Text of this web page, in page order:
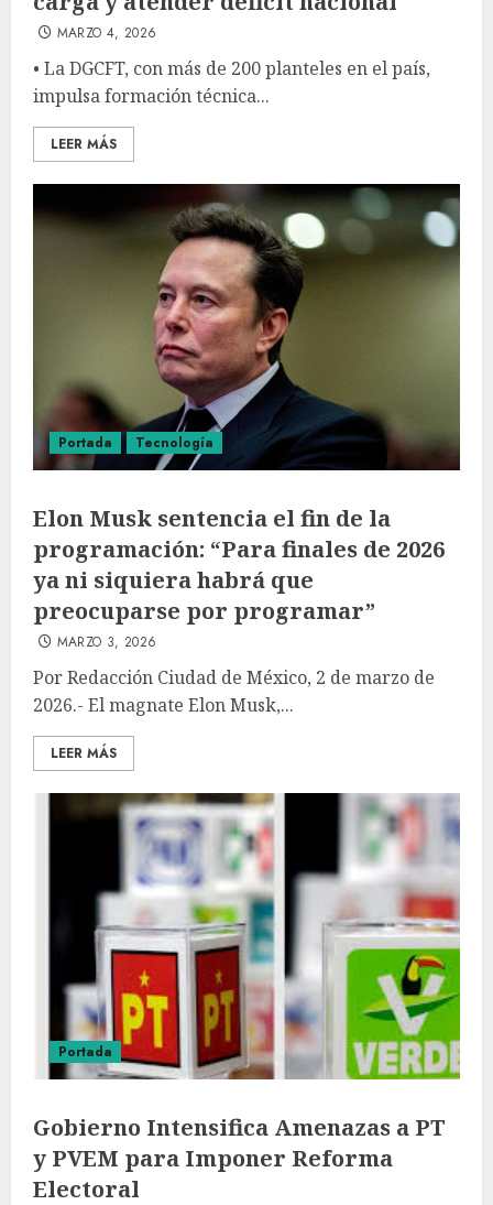
MARZO 4, 2026
• La DGCFT, con más de 200 planteles en el país,
impulsa formación técnica...
LEER MÁS
Portada Tecnología
Elon Musk sentencia el fin de la
programación: “Para finales de 2026
ya ni siquiera habrá que
preocuparse por programar”
MARZO 3, 2026
Por Redacción Ciudad de México, 2 de marzo de
2026.- El magnate Elon Musk,...
LEER MÁS
Portada
Gobierno Intensifica Amenazas a PT
y PVEM para Imponer Reforma
Electoral